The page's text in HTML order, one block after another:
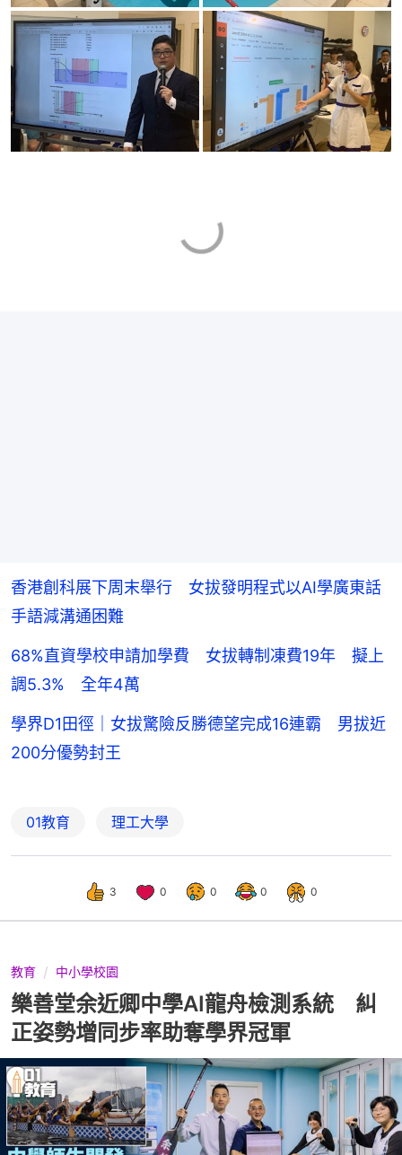
香港創科展下周末舉行 女拔發明程式以AI學廣東話
手語減溝通困難
68%直資學校申請加學費 女拔轉制凍費19年 擬上
調5.3% 全年4萬
學界D1田徑｜女拔驚險反勝德望完成16連霸 男拔近
200分優勢封王
01教育 理工大學
3 0 0 0 0
教育 中小學校園
樂善堂余近卿中學AI龍舟檢測系統 糾
正姿勢增同步率助奪學界冠軍